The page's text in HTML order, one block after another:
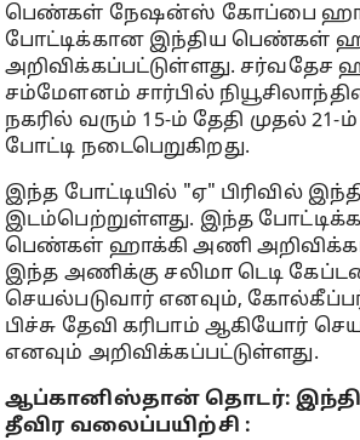
பெண்கள் நேஷன்ஸ் கோப்பை
போட்டிக்கான இந்திய பெண்கள்
அறிவிக்கப்பட்டுள்ளது. சர்வதேச
சம்மேளனம் சார்பில்
நகரில் வரும் 15-ம் தேதி முதல் 21-
போட்டி நடைபெறுகிறது.
இந்த போட்டியில் "ஏ" பிரிவில்
இடம்பெற்றுள்ளது. இந்த
பெண்கள் ஹாக்கி அணி
இந்த அணிக்கு சலிமா டெடி
செயல்படுவார் எனவும்,
பிச்சு தேவி கரிபாம் ஆகியோர்
எனவும் அறிவிக்கப்பட்டுள்ளது.
ஆப்கானிஸ்தான் தொடர்:
தீவிர வலைப்பயிற்சி :